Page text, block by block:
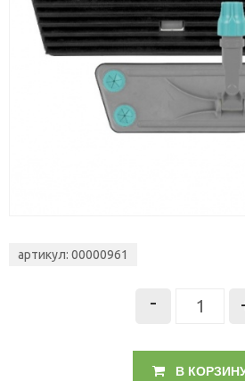
артикул: 00000961
-
В